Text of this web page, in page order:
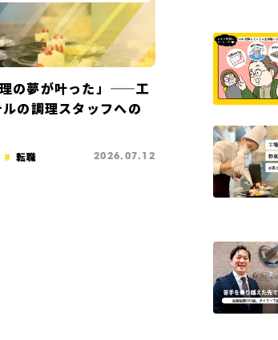
理の夢が叶った」——工
の調理スタッフへの
転職 2026.07.12